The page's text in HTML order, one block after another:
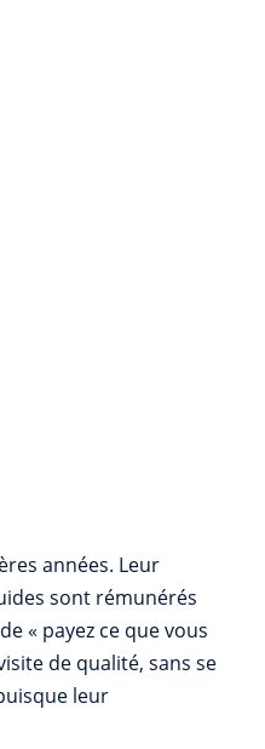
années. Leur
sont rémunérés
« payez ce que vous
de qualité, sans se
leur